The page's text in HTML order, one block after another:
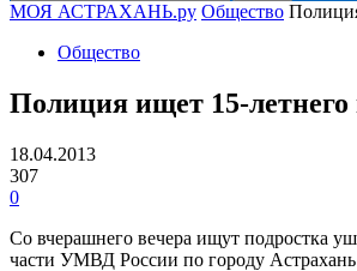
МОЯ АСТРАХАНЬ.ру Общество
Общество
Полиция ищет 15-летнего
18.04.2013
307
0
Со вчерашнего вечера ищут подростка
части УМВД России по городу